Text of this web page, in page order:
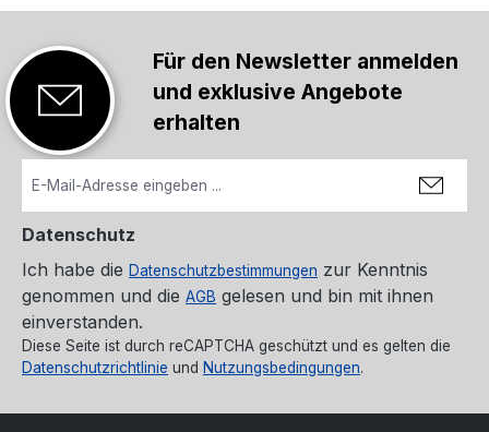
Für den Newsletter anmelden
und exklusive Angebote
erhalten
Datenschutz
Ich habe die Datenschutzbestimmungen zur Kenntnis
genommen und die AGB gelesen und bin mit ihnen
einverstanden.
Diese Seite ist durch reCAPTCHA geschützt und es gelten die
Datenschutzrichtlinie und Nutzungsbedingungen.